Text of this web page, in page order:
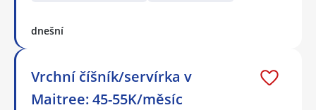
dnešní
Vrchní číšník/servírka v
Maitree: 45-55K/měsíc